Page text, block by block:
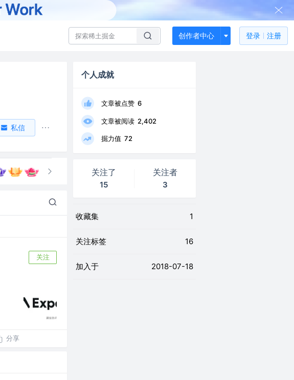
创作者中心 登录 注册
私信
关注
分享
个人成就
文章被点赞 6
文章被阅读 2,402
掘力值 72
关注了
15
关注者
3
收藏集 1
关注标签 16
加入于 2018-07-18